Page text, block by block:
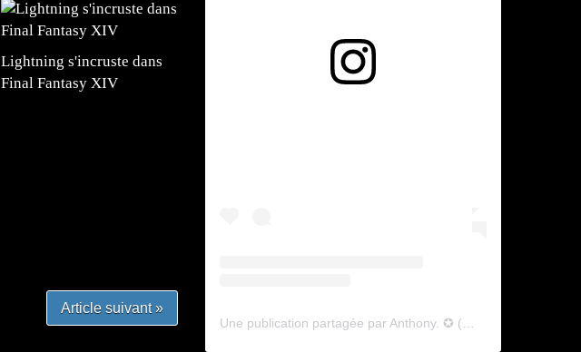
Lightning s'incruste dans
Final Fantasy XIV
Article suivant »